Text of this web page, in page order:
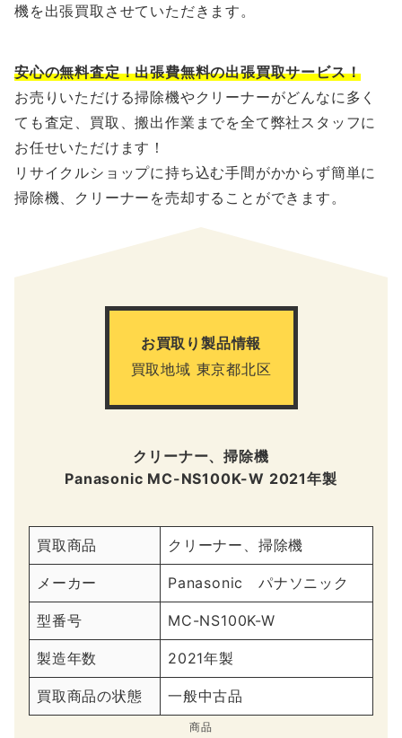
機を出張買取させていただきます。
安心の無料査定！出張費無料の出張買取サービス！
お売りいただける掃除機やクリーナーがどんなに多く
ても査定、買取、搬出作業までを全て弊社スタッフに
お任せいただけます！
リサイクルショップに持ち込む手間がかからず簡単に
掃除機、クリーナーを売却することができます。
お買取り製品情報
買取地域 東京都北区
クリーナー、掃除機
Panasonic MC-NS100K-W 2021年製
買取商品 クリーナー、掃除機
メーカー Panasonic パナソニック
型番号 MC-NS100K-W
製造年数 2021年製
買取商品の状態 一般中古品
商品